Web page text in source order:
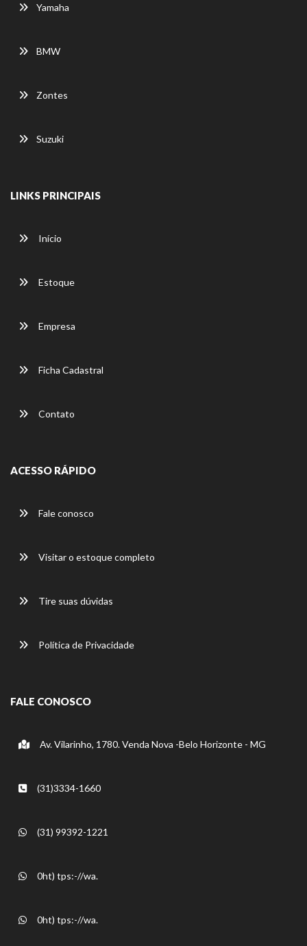
Yamaha
BMW
Zontes
Suzuki
LINKS PRINCIPAIS
Início
Estoque
Empresa
Ficha Cadastral
Contato
ACESSO RÁPIDO
Fale conosco
Visitar o estoque completo
Tire suas dúvidas
Política de Privacidade
FALE CONOSCO
Av. Vilarinho, 1780. Venda Nova -Belo Horizonte - MG
(31)3334-1660
(31) 99392-1221
0ht) tps:-//wa.
0ht) tps:-//wa.